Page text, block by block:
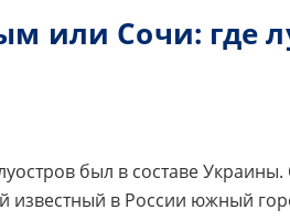
или Сочи: где
был в составе
известный в России южный